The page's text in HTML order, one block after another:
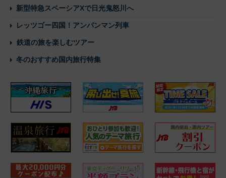
新型特急スペーシアXで日光鬼怒川へ
レッツゴー四国！アンパンマン列車
鉄道の旅を楽しむツアー
冬のおすすめ国内旅行特集